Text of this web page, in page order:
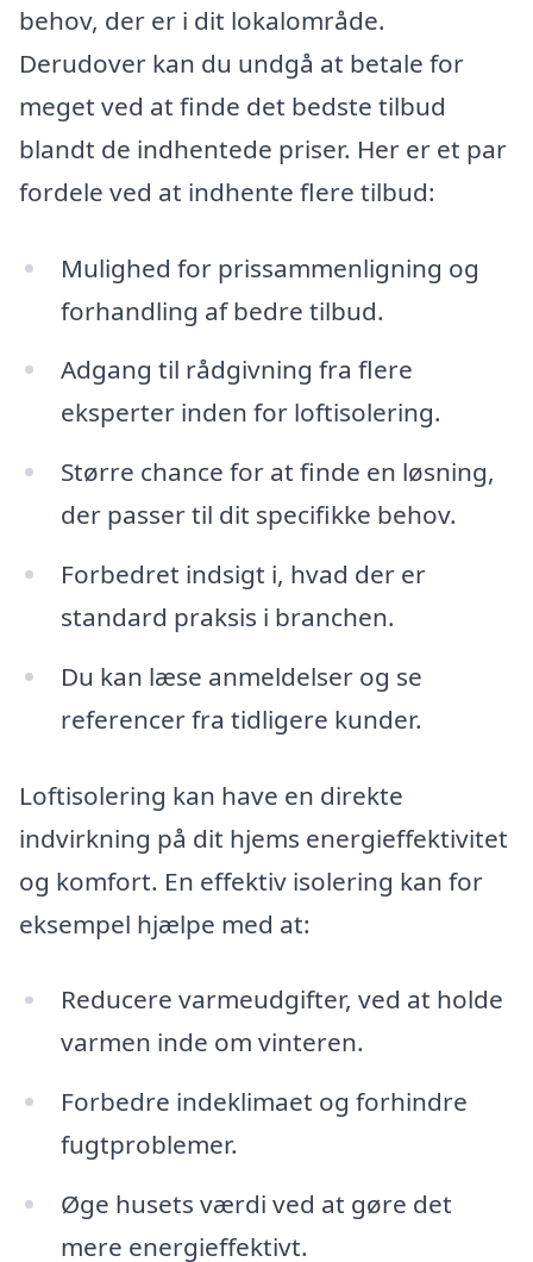
behov, der er i dit lokalområde.
Derudover kan du undgå at betale for
meget ved at finde det bedste tilbud
blandt de indhentede priser. Her er et par
fordele ved at indhente flere tilbud:
Mulighed for prissammenligning og
forhandling af bedre tilbud.
Adgang til rådgivning fra flere
eksperter inden for loftisolering.
Større chance for at finde en løsning,
der passer til dit specifikke behov.
Forbedret indsigt i, hvad der er
standard praksis i branchen.
Du kan læse anmeldelser og se
referencer fra tidligere kunder.
Loftisolering kan have en direkte
indvirkning på dit hjems energieffektivitet
og komfort. En effektiv isolering kan for
eksempel hjælpe med at:
Reducere varmeudgifter, ved at holde
varmen inde om vinteren.
Forbedre indeklimaet og forhindre
fugtproblemer.
Øge husets værdi ved at gøre det
mere energieffektivt.